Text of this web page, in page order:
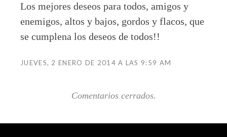
Los mejores deseos para todos, amigos y
enemigos, altos y bajos, gordos y flacos, que
se cumplena los deseos de todos!!
JUEVES, 2 ENERO DE 2014 A LAS 9:59 AM
Comentarios cerrados.